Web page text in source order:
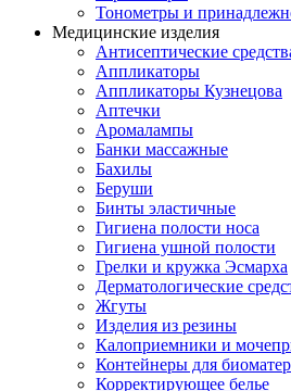
Тонометры и
Медицинские изделия
Антисептические
Аппликаторы
Аппликаторы Кузнецова
Аптечки
Аромалампы
Банки массажные
Бахилы
Беруши
Бинты эластичные
Гигиена полости носа
Гигиена ушной полости
Грелки и кружка Эсмарха
Дерматологические
Жгуты
Изделия из резины
Калоприемники и
Контейнеры для
Корректирующее белье